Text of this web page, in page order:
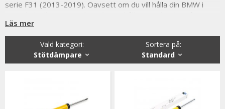
serie F31 (2013-2019). Oavsett om du vill hålla din BMW i
sortiment ett stort urval av bakvagnsprodukter.
Läs mer
Sortera på:
Standard
Vald kategori:
Stötdämpare